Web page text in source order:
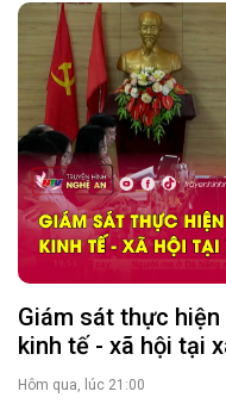
Giám sát thực
kinh tế - xã hội tại
Hôm qua, lúc 21:00